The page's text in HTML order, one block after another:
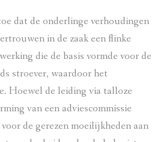
dat de onderlinge verhoudingen
in de zaak een flinke
die de basis vormde voor de
stroever, waardoor het
Hoewel de leiding via talloze
van een adviescommissie
de gerezen moeilijkheden aan